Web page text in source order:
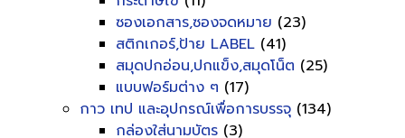
ซองเอกสาร,ซองจดหมาย (23)
สติกเกอร์,ป้าย LABEL (41)
สมุดปกอ่อน,ปกแข็ง,สมุดโน็ต (25)
แบบฟอร์มต่าง ๆ (17)
กาว เทป และอุปกรณ์เพื่อการบรรจุ (134)
กล่องใส่นามบัตร (3)